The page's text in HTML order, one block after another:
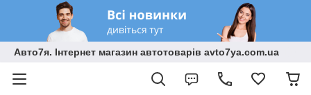
Авто7я. Інтернет магазин автотоварів avto7ya.com.ua